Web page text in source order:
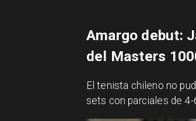
Amargo debut:
del Masters
​El tenista chileno no
sets con parciales de